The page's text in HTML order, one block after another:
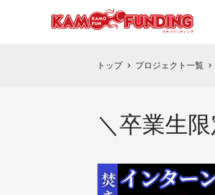
トップ chevron_right プロジェクト一覧 chevron_right
＼卒業生